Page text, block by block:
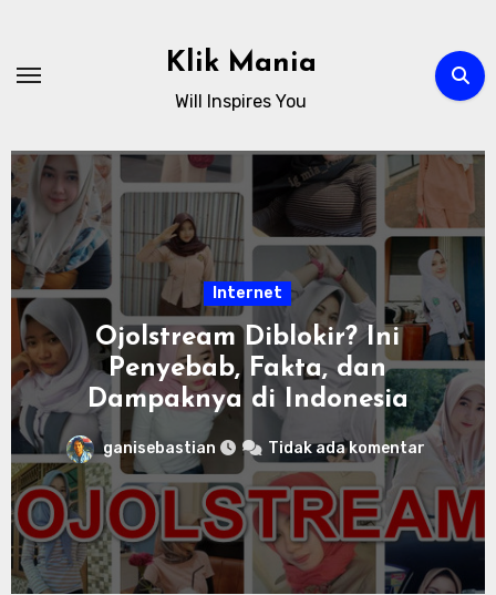
content
Klik Mania
Will Inspires You
Internet
Ojolstream Diblokir? Ini
Penyebab, Fakta, dan
Dampaknya di Indonesia
ganisebastian Tidak ada komentar